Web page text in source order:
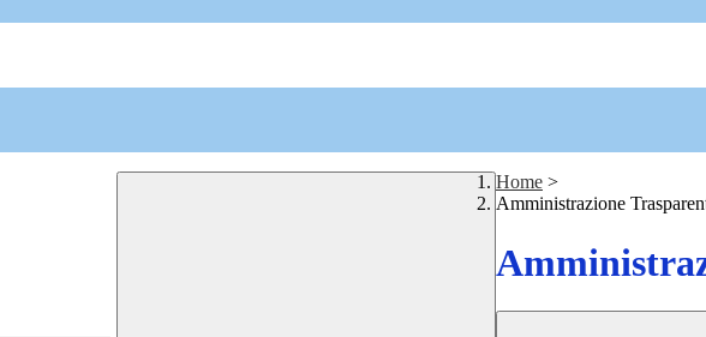
Home >
Amministrazione